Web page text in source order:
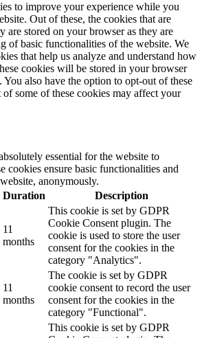
to improve your experience while you
Out of these, the cookies that are
are stored on your browser as they are
of basic functionalities of the website. We
that help us analyze and understand how
cookies will be stored in your browser
also have the option to opt-out of these
some of these cookies may affect your
essential for the website to
cookies ensure basic functionalities and
anonymously.
Duration Description
11
months
This cookie is set by GDPR
Cookie Consent plugin. The
cookie is used to store the user
consent for the cookies in the
category "Analytics".
11
months
The cookie is set by GDPR
cookie consent to record the user
consent for the cookies in the
category "Functional".
This cookie is set by GDPR